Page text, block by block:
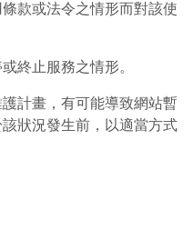
款或法令之情形而對該使
終止服務之情形。
計畫，有可能導致網站暫
狀況發生前，以適當方式